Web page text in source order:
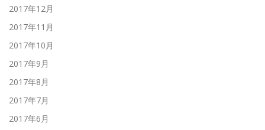
2017年12月
2017年11月
2017年10月
2017年9月
2017年8月
2017年7月
2017年6月